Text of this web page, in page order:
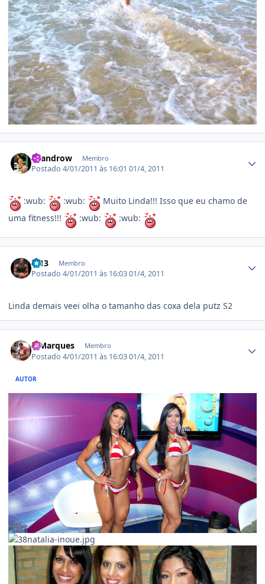
Leandrow Membro
Postado4/01/2011 às 16:0101/4, 2011
:wub: :wub:
Muito Linda!!! Isso que eu chamo de
uma fitness!!!
:wub: :wub:
lp13 Membro
Postado4/01/2011 às 16:0301/4, 2011
Linda demais veei olha o tamanho das coxa dela putz S2
MMarques Membro
Postado4/01/2011 às 16:0301/4, 2011
AUTOR